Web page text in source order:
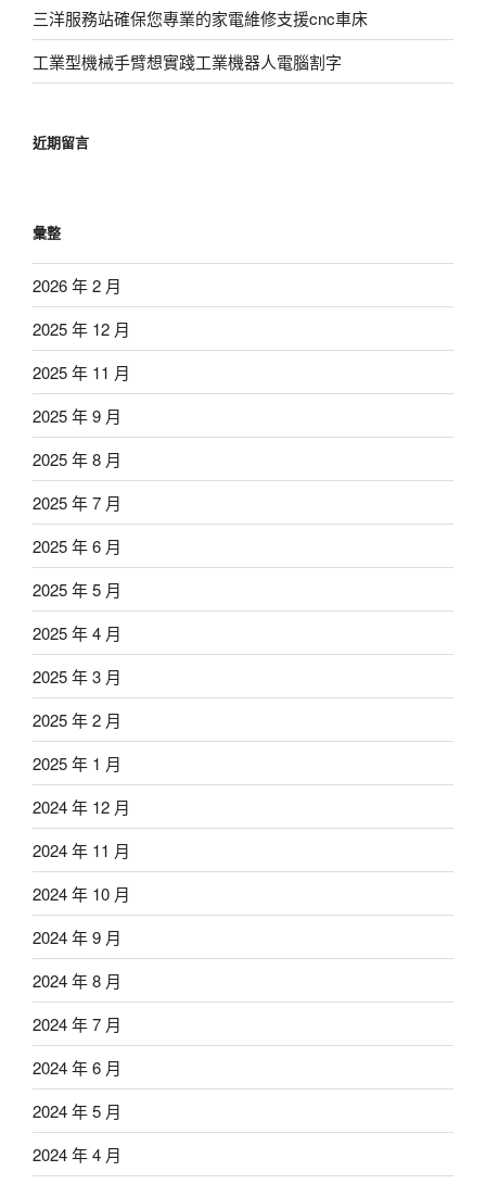
三洋服務站確保您專業的家電維修支援cnc車床
工業型機械手臂想實踐工業機器人電腦割字
近期留言
彙整
2026 年 2 月
2025 年 12 月
2025 年 11 月
2025 年 9 月
2025 年 8 月
2025 年 7 月
2025 年 6 月
2025 年 5 月
2025 年 4 月
2025 年 3 月
2025 年 2 月
2025 年 1 月
2024 年 12 月
2024 年 11 月
2024 年 10 月
2024 年 9 月
2024 年 8 月
2024 年 7 月
2024 年 6 月
2024 年 5 月
2024 年 4 月